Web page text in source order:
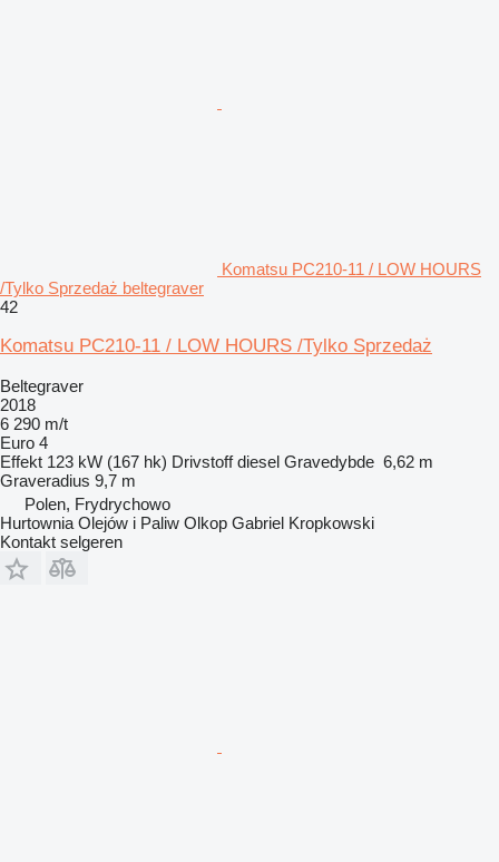
Komatsu PC210-11 / LOW HOURS
/Tylko Sprzedaż beltegraver
42
Komatsu PC210-11 / LOW HOURS /Tylko Sprzedaż
Beltegraver
2018
6 290 m/t
Euro 4
Effekt 123 kW (167 hk) Drivstoff diesel Gravedybde 6,62 m
Graveradius 9,7 m
Polen, Frydrychowo
Hurtownia Olejów i Paliw Olkop Gabriel Kropkowski
Kontakt selgeren